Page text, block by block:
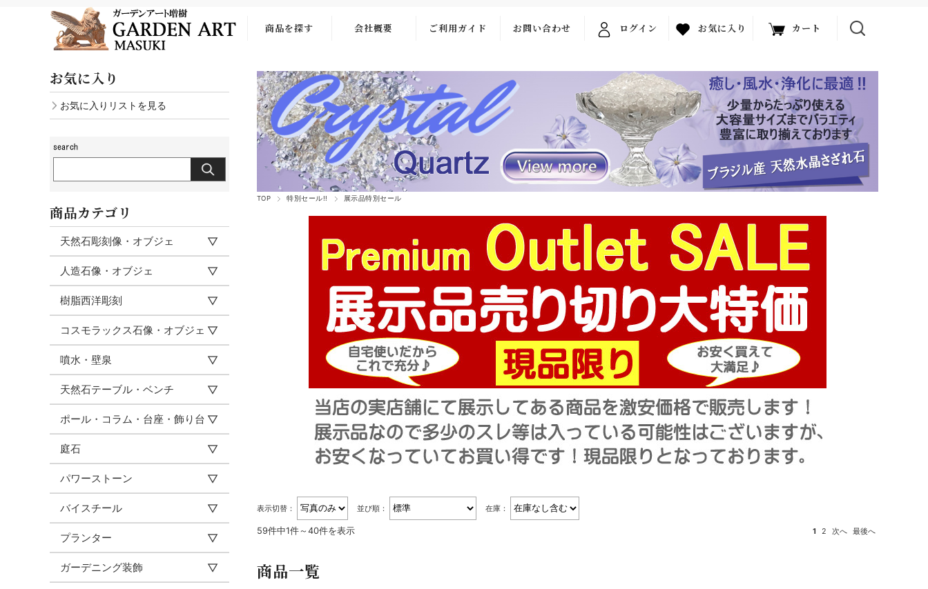
商品を探す 会社概要 ご利用ガイド
お支払い・送料
お問い合わせ ログイン お気に入り カート
TOP 特別セール!! 展示品特別セール
表示切替： 並び順： 在庫：
59件中1件～40件を表示 1 2 次へ 最後へ
商品一覧
お気に入り
お気に入りリストを見る
商品カテゴリ
天然石彫刻像・オブジェ
人造石像・オブジェ
樹脂西洋彫刻
コスモラックス石像・オブジェ
噴水・壁泉
天然石テーブル・ベンチ
ポール・コラム・台座・飾り台
庭石
パワーストーン
バイスチール
プランター
ガーデニング装飾